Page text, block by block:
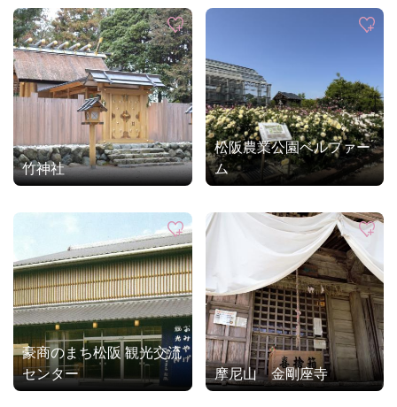
竹神社
松阪農業公園ベルファー
ム
豪商のまち松阪 観光交流
センター
摩尼山 金剛座寺